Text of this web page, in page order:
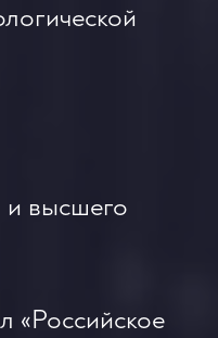
и высшего
«Российское